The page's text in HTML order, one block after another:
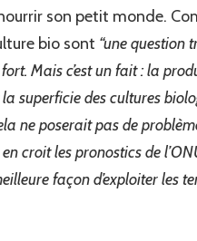
son petit monde.
bio sont “une question
Mais c’est un fait : la
superficie des cultures
ne poserait pas de
croit les pronostics de
façon d’exploiter les